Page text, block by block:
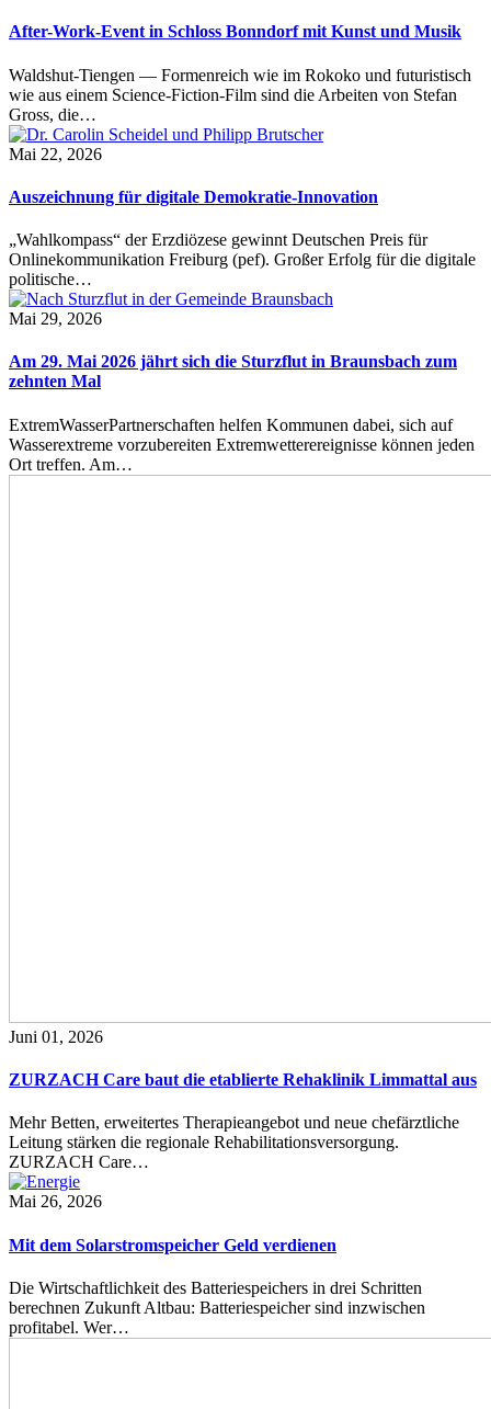
After-Work-Event in Schloss Bonndorf mit Kunst und Musik
Waldshut-Tiengen — Formenreich wie im Rokoko und futuristisch
wie aus einem Science-Fiction-Film sind die Arbeiten von Stefan
Gross, die…
Mai 22, 2026
Auszeichnung für digitale Demokratie-Innovation
„Wahlkompass“ der Erzdiözese gewinnt Deutschen Preis für
Onlinekommunikation Freiburg (pef). Großer Erfolg für die digitale
politische…
Mai 29, 2026
Am 29. Mai 2026 jährt sich die Sturzflut in Braunsbach zum
zehnten Mal
ExtremWasserPartnerschaften helfen Kommunen dabei, sich auf
Wasserextreme vorzubereiten Extremwetterereignisse können jeden
Ort treffen. Am…
Juni 01, 2026
ZURZACH Care baut die etablierte Rehaklinik Limmattal aus
Mehr Betten, erweitertes Therapieangebot und neue chefärztliche
Leitung stärken die regionale Rehabilitationsversorgung.
ZURZACH Care…
Mai 26, 2026
Mit dem Solarstromspeicher Geld verdienen
Die Wirtschaftlichkeit des Batteriespeichers in drei Schritten
berechnen Zukunft Altbau: Batteriespeicher sind inzwischen
profitabel. Wer…